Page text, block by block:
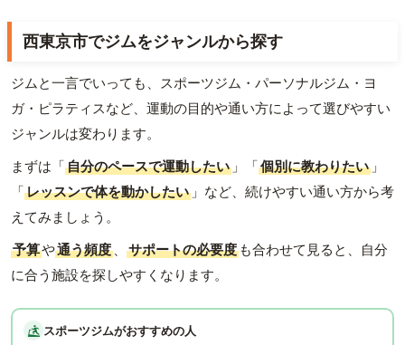
西東京市でジムをジャンルから探す
ジムと一言でいっても、スポーツジム・パーソナルジム・ヨ
ガ・ピラティスなど、運動の目的や通い方によって選びやすい
ジャンルは変わります。
まずは「自分のペースで運動したい 」「個別に教わりたい 」
「レッスンで体を動かしたい 」など、続けやすい通い方から考
えてみましょう。
予算や通う頻度 、 サポートの必要度 も合わせて見ると、自分
に合う施設を探しやすくなります。
スポーツジムがおすすめの人